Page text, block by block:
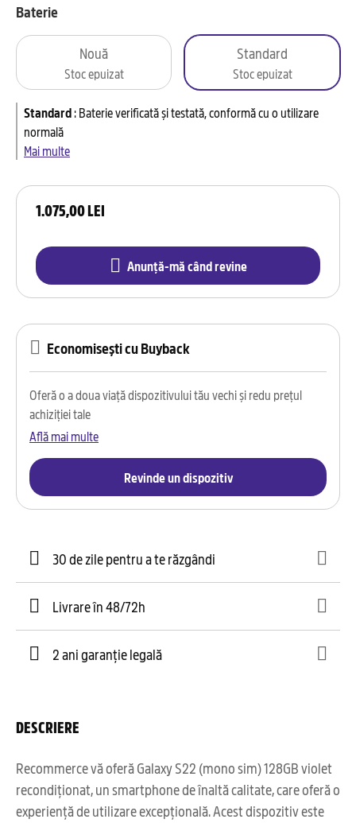
1.075,00 LEI
Anunță-mă când revine
Baterie
Nouă
Stoc epuizat
Standard
Stoc epuizat
Standard:Baterie verificată și testată, conformă cu o utilizare
normală
Mai multe
Economisești cu Buyback
Oferă o a doua viață dispozitivului tău vechi și redu prețul
achiziției tale
Află mai multe
Revinde un dispozitiv
30 de zile pentru a te răzgândi
Livrare în 48/72h
2 ani garanție legală
DESCRIERE
Recommerce vă oferă Galaxy S22 (mono sim) 128GB violet
recondiționat, un smartphone de înaltă calitate, care oferă o
experiență de utilizare excepțională. Acest dispozitiv este